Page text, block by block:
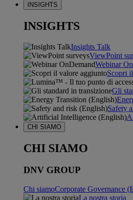
INSIGHTS
INSIGHTS
Insights Talk
ViewPoint
Webinar
Scopri
Gli
Safety
CHI SIAMO
CHI SIAMO
DNV GROUP
Chi siamoCorporate Governance
La nostra storia